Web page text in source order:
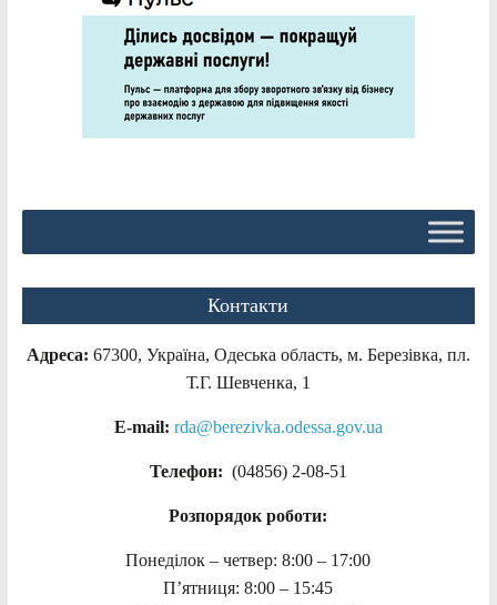
Контакти
Адреса: 67300, Україна, Одеська область, м. Березівка, пл.
Т.Г. Шевченка, 1
E-mail: rda@berezivka.odessa.gov.ua
Телефон: (04856) 2-08-51
Розпорядок роботи:
Понеділок – четвер: 8:00 – 17:00
П’ятниця: 8:00 – 15:45